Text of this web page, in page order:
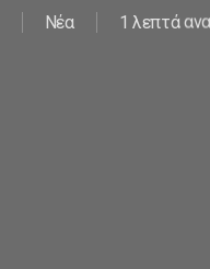
Νέα 1 λεπτά